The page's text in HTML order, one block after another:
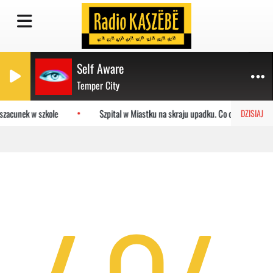
Self Aware
Temper City
DZISIAJ
w szkole Szpital w Miastku na skraju upadku. Co czeka